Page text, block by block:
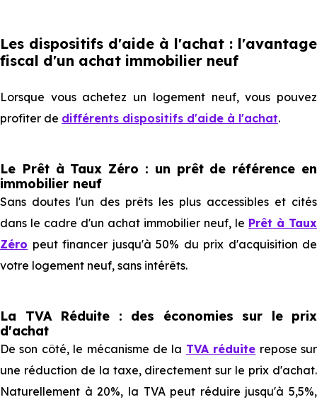
Les dispositifs d'aide à l'achat : l'avantage
fiscal d'un achat immobilier neuf
Lorsque vous achetez un logement neuf, vous pouvez
profiter de différents dispositifs d'aide à l'achat.
Le Prêt à Taux Zéro : un prêt de référence en
immobilier neuf
Sans doutes l'un des prêts les plus accessibles et cités
dans le cadre d'un achat immobilier neuf, le Prêt à Taux
Zéro peut financer jusqu'à 50% du prix d'acquisition de
votre logement neuf, sans intérêts.
La TVA Réduite : des économies sur le prix
d'achat
De son côté, le mécanisme de la TVA réduite repose sur
une réduction de la taxe, directement sur le prix d'achat.
Naturellement à 20%, la TVA peut réduire jusqu'à 5,5%,